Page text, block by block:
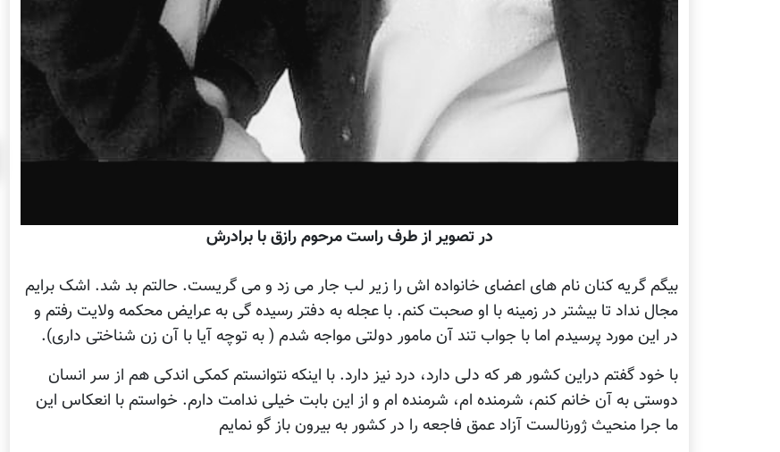
در تصویر از طرف راست مرحوم رازق با برادرش
بیگم گریه کنان نام های اعضای خانواده اش را زیر لب جار می زد و می گریست. حالتم بد شد. اشک برایم
مجال نداد تا بیشتر در زمینه با او صحبت کنم. با عجله به دفتر رسیده گی به عرایض محکمه ولایت رفتم و
در این مورد پرسیدم اما با جواب تند آن مامور دولتی مواجه شدم ( به توچه آیا با آن زن شناختی داری).
با خود گفتم دراین کشور هر که دلی دارد، درد نیز دارد. با اینکه نتوانستم کمکی اندکی هم از سر انسان
دوستی به آن خانم کنم، شرمنده ام، شرمنده ام و از این بابت خیلی ندامت دارم. خواستم با انعکاس این
ما جرا منحیث ژورنالست آزاد عمق فاجعه را در کشور به بیرون باز گو نمایم